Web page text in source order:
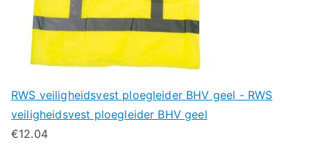
RWS veiligheidsvest ploegleider BHV geel - RWS
veiligheidsvest ploegleider BHV geel
€12.04